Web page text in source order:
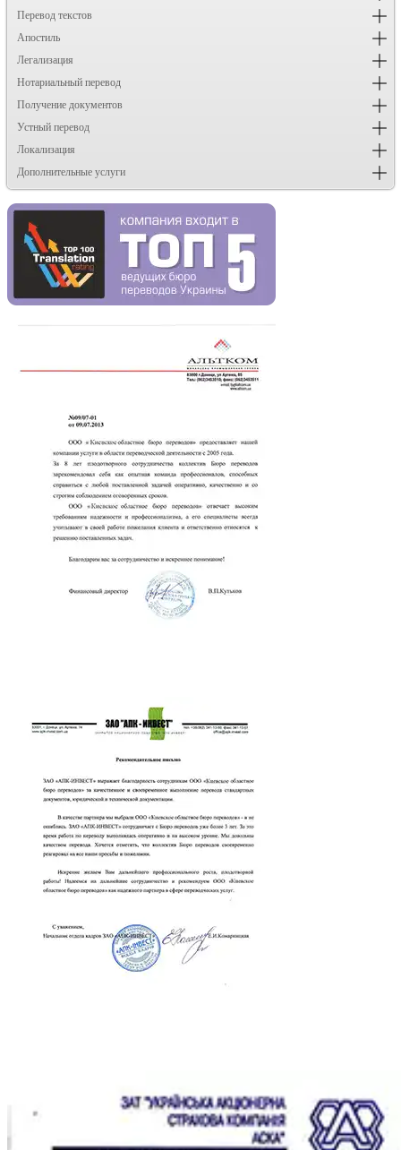
Перевод текстов
Апостиль
Легализация
Нотариальный перевод
Получение документов
Устный перевод
Локализация
Дополнительные услуги